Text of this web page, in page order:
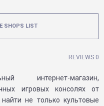
SHOPS LIST
REVIEWS 0
интернет-магазин,
игровых консолях от
не только культовые